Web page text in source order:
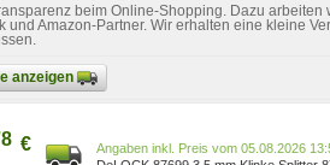
beim Online-Shopping. Dazu
und Amazon-Partner. Wir erhalten eine kleine
anzeigen
€
Preis vom 05.08.2026